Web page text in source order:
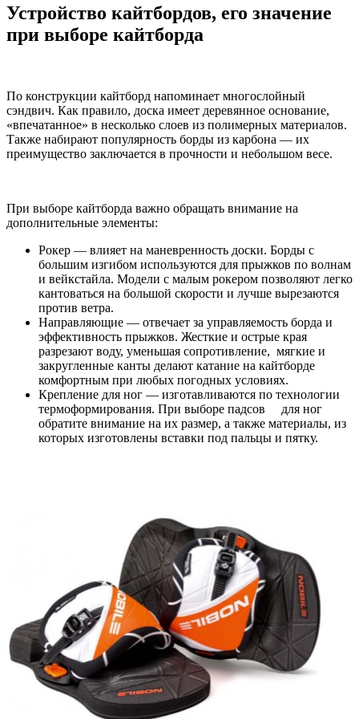
Устройство кайтбордов, его значение
при выборе кайтборда
По конструкции кайтборд напоминает многослойный
сэндвич. Как правило, доска имеет деревянное основание,
«впечатанное» в несколько слоев из полимерных материалов.
Также набирают популярность борды из карбона — их
преимущество заключается в прочности и небольшом весе.
При выборе кайтборда важно обращать внимание на
дополнительные элементы:
Рокер — влияет на маневренность доски. Борды с
большим изгибом используются для прыжков по волнам
и вейкстайла. Модели с малым рокером позволяют легко
кантоваться на большой скорости и лучше вырезаются
против ветра.
Направляющие — отвечает за управляемость борда и
эффективность прыжков. Жесткие и острые края
разрезают воду, уменьшая сопротивление, мягкие и
закругленные канты делают катание на кайтборде
комфортным при любых погодных условиях.
Крепление для ног — изготавливаются по технологии
термоформирования. При выборе падсов для ног
обратите внимание на их размер, а также материалы, из
которых изготовлены вставки под пальцы и пятку.